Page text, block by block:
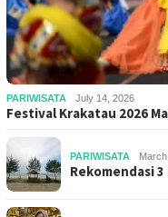
PARIWISATA July 14, 2026
Festival Krakatau 2026
PARIWISATA
Rekomendasi